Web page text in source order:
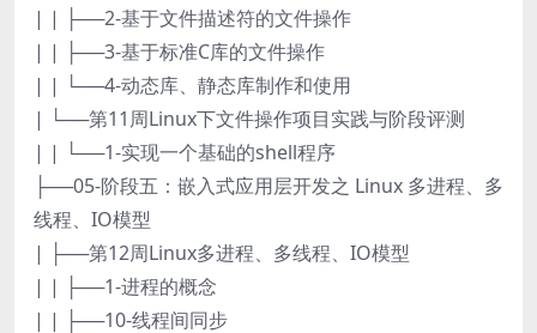
| | ├──2-基于文件描述符的文件操作
| | ├──3-基于标准C库的文件操作
| | └──4-动态库、静态库制作和使用
| └──第11周Linux下文件操作项目实践与阶段评测
| | └──1-实现一个基础的shell程序
├──05-阶段五：嵌入式应用层开发之 Linux 多进程、多
线程、IO模型
| ├──第12周Linux多进程、多线程、IO模型
| | ├──1-进程的概念
| | ├──10-线程间同步